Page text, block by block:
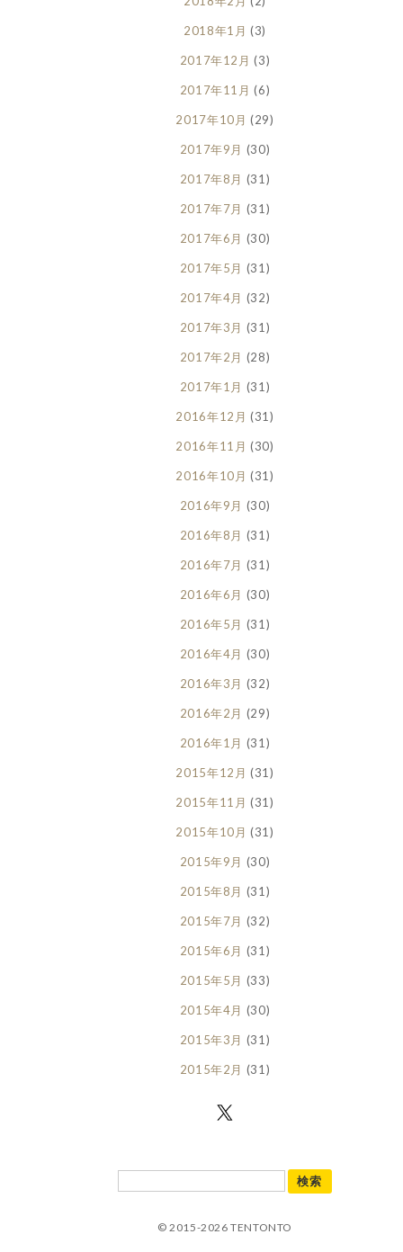
2018年1月 (3)
2017年12月 (3)
2017年11月 (6)
2017年10月 (29)
2017年9月 (30)
2017年8月 (31)
2017年7月 (31)
2017年6月 (30)
2017年5月 (31)
2017年4月 (32)
2017年3月 (31)
2017年2月 (28)
2017年1月 (31)
2016年12月 (31)
2016年11月 (30)
2016年10月 (31)
2016年9月 (30)
2016年8月 (31)
2016年7月 (31)
2016年6月 (30)
2016年5月 (31)
2016年4月 (30)
2016年3月 (32)
2016年2月 (29)
2016年1月 (31)
2015年12月 (31)
2015年11月 (31)
2015年10月 (31)
2015年9月 (30)
2015年8月 (31)
2015年7月 (32)
2015年6月 (31)
2015年5月 (33)
2015年4月 (30)
2015年3月 (31)
2015年2月 (31)
© 2015-2026 TENTONTO